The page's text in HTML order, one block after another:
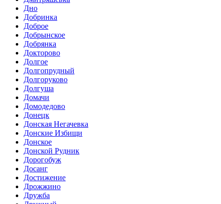
Дно
Добринка
Доброе
Добрынское
Добрянка
Докторово
Долгое
Долгопрудный
Долгоруково
Долгуша
Домачи
Домодедово
Донецк
Донская Негачевка
Донские Избищи
Донское
Донской Рудник
Дорогобуж
Досанг
Достижение
Дрожжино
Дружба